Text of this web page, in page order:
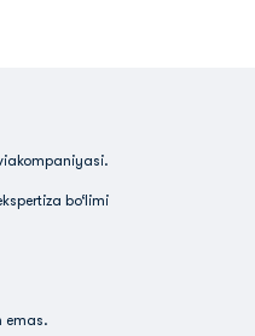
bo‘limi
emas.